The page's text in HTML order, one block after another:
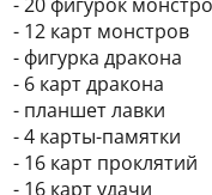
- 12 карт монстров
- фигурка дракона
- 6 карт дракона
- планшет лавки
- 4 карты-памятки
- 16 карт проклятий
- 16 карт удачи